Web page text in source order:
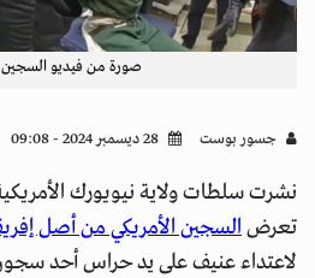
صورة من فيديو السجين
جسور بوست
نشرت سلطات ولاية نيويورك
تعرض السجين الأمريكي من أصل
لاعتداء عنيف على يد حراس أحد سجون